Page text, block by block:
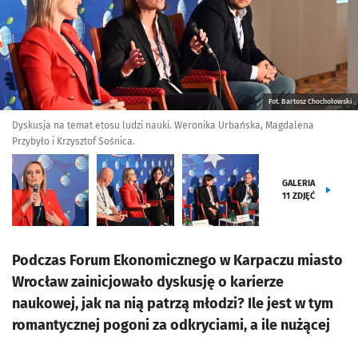
Fot. Bartosz Chochołowski
Dyskusja na temat etosu ludzi nauki. Weronika Urbańska, Magdalena
Przybyło i Krzysztof Sośnica.
GALERIA
11 ZDJĘĆ
Podczas Forum Ekonomicznego w Karpaczu miasto
Wrocław zainicjowało dyskusję o karierze
naukowej, jak na nią patrzą młodzi? Ile jest w tym
romantycznej pogoni za odkryciami, a ile nużącej